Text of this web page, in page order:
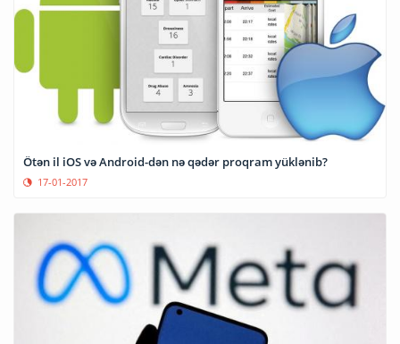
Ötən il iOS və Android-dən nə qədər proqram yüklənib?
17-01-2017